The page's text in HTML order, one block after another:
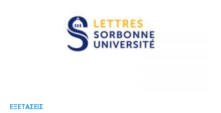
ΕΞΕΤΑΣΕΙΣ